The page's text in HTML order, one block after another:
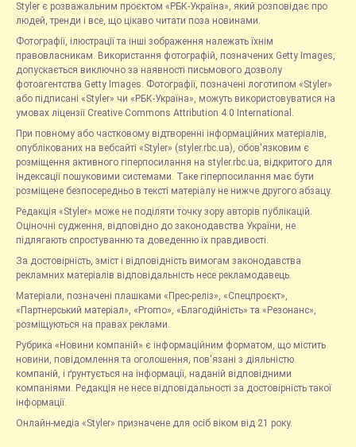
Styler є розважальним проєктом «РБК-Україна», який розповідає про
людей, тренди і все, що цікаво читати поза новинами.
Фотографії, ілюстрації та інші зображення належать їхнім
правовласникам. Використання фотографій, позначених Getty Images,
допускається виключно за наявності письмового дозволу
фотоагентства Getty Images. Фотографії, позначені логотипом «Styler»
або підписані «Styler» чи «РБК-Україна», можуть використовуватися на
умовах ліцензії Creative Commons Attribution 4.0 International.
При повному або частковому відтворенні інформаційних матеріалів,
опублікованих на вебсайті «Styler» (styler.rbc.ua), обов'язковим є
розміщення активного гіперпосилання на styler.rbc.ua, відкритого для
індексації пошуковими системами. Таке гіперпосилання має бути
розміщене безпосередньо в тексті матеріалу не нижче другого абзацу.
Редакція «Styler» може не поділяти точку зору авторів публікацій.
Оціночні судження, відповідно до законодавства України, не
підлягають спростуванню та доведенню їх правдивості.
За достовірність, зміст і відповідність вимогам законодавства
рекламних матеріалів відповідальність несе рекламодавець.
Матеріали, позначені плашками «Прес-реліз», «Спецпроєкт»,
«Партнерський матеріал», «Promo», «Благодійність» та «Резонанс»,
розміщуються на правах реклами.
Рубрика «Новини компаній» є інформаційним форматом, що містить
новини, повідомлення та оголошення, пов'язані з діяльністю
компаній, і ґрунтується на інформації, наданій відповідними
компаніями. Редакція не несе відповідальності за достовірність такої
інформації.
Онлайн-медіа «Styler» призначене для осіб віком від 21 року.